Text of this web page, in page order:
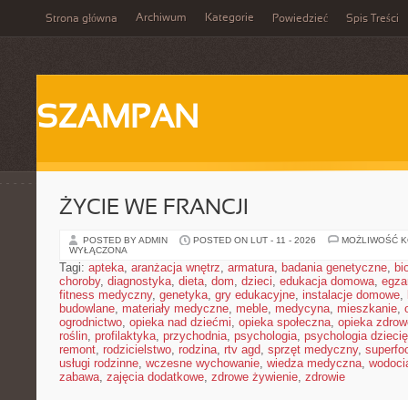
Strona główna Archiwum Kategorie Powiedzieć Spis Treści
SZAMPAN
ŻYCIE WE FRANCJI
POSTED BY ADMIN POSTED ON LUT - 11 - 2026
MOŻLIWOŚĆ
WYŁĄCZONA
Tagi: apteka, aranżacja wnętrz, armatura, badania genetyczne,
choroby, diagnostyka, dieta, dom, dzieci, edukacja domowa,
fitness medyczny, genetyka, gry edukacyjne, instalacje domowe,
budowlane, materiały medyczne, meble, medycyna, mieszkanie,
ogrodnictwo, opieka nad dziećmi, opieka społeczna, opieka
roślin, profilaktyka, przychodnia, psychologia, psychologia
remont, rodzicielstwo, rodzina, rtv agd, sprzęt medyczny,
usługi rodzinne, wczesne wychowanie, wiedza medyczna,
zabawa, zajęcia dodatkowe, zdrowe żywienie, zdrowie